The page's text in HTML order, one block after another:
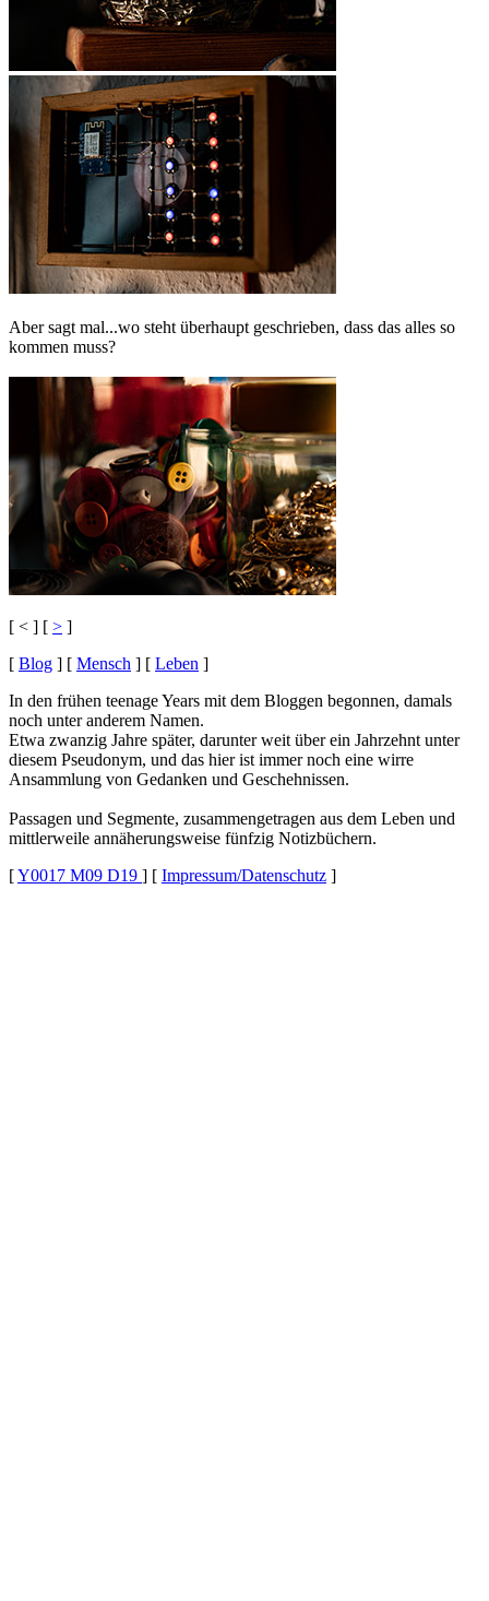
Aber sagt mal...wo steht überhaupt geschrieben, dass das alles so
kommen muss?
[ < ] [ > ]
[ Blog ] [ Mensch ] [ Leben ]
In den frühen teenage Years mit dem Bloggen begonnen, damals
noch unter anderem Namen.
Etwa zwanzig Jahre später, darunter weit über ein Jahrzehnt unter
diesem Pseudonym, und das hier ist immer noch eine wirre
Ansammlung von Gedanken und Geschehnissen.
Passagen und Segmente, zusammengetragen aus dem Leben und
mittlerweile annäherungsweise fünfzig Notizbüchern.
[Y0017 M09 D19 ] [ Impressum/Datenschutz ]